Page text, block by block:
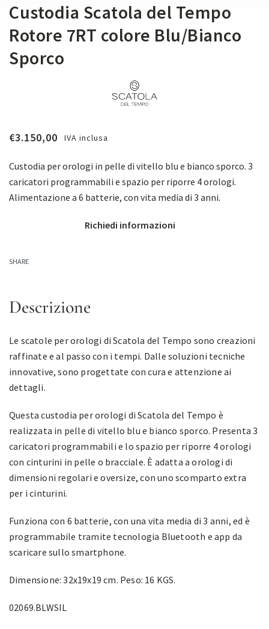
Custodia Scatola del Tempo
Rotore 7RT colore Blu/Bianco
Sporco
€3.150,00 IVA inclusa
Custodia per orologi in pelle di vitello blu e bianco sporco. 3
caricatori programmabili e spazio per riporre 4 orologi.
Alimentazione a 6 batterie, con vita media di 3 anni.
Richiedi informazioni
SHARE
Descrizione
Le scatole per orologi di Scatola del Tempo sono creazioni
raffinate e al passo con i tempi. Dalle soluzioni tecniche
innovative, sono progettate con cura e attenzione ai
dettagli.
Questa custodia per orologi di Scatola del Tempo è
realizzata in pelle di vitello blu e bianco sporco. Presenta 3
caricatori programmabili e lo spazio per riporre 4 orologi
con cinturini in pelle o bracciale. È adatta a orologi di
dimensioni regolari e oversize, con uno scomparto extra
per i cinturini.
Funziona con 6 batterie, con una vita media di 3 anni, ed è
programmabile tramite tecnologia Bluetooth e app da
scaricare sullo smartphone.
Dimensione: 32x19x19 cm. Peso: 16 KGS.
02069.BLWSIL